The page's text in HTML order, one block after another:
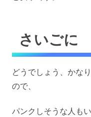
さいごに
どうでしょう、かな
ので、
パンクしそうな人も